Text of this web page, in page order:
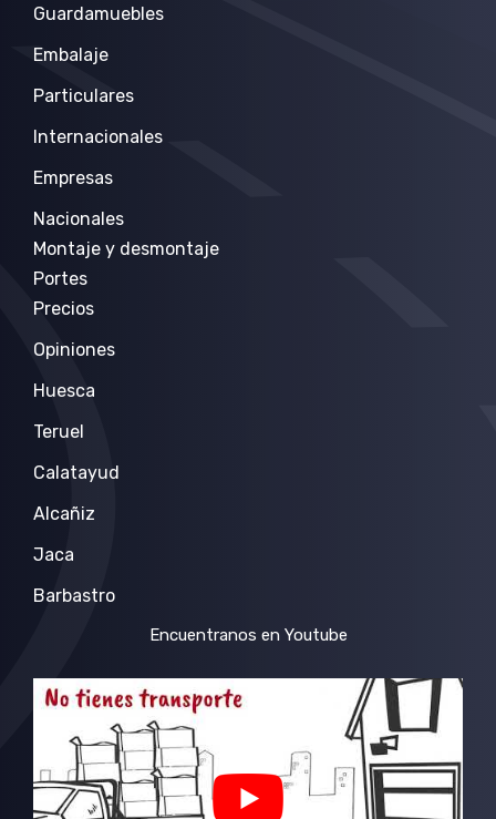
Guardamuebles
Embalaje
Particulares
Internacionales
Empresas
Nacionales
Montaje y desmontaje
Portes
Precios
Opiniones
Huesca
Teruel
Calatayud
Alcañiz
Jaca
Barbastro
Encuentranos en Youtube